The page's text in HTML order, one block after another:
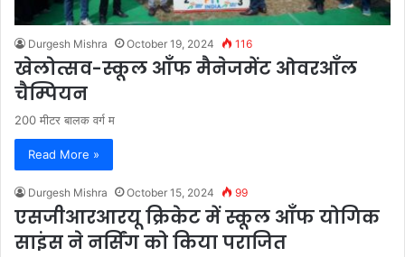
Durgesh Mishra October 19, 2024 116
खेलोत्सव-स्कूल आँफ मैनेजमेंट ओवरआँल
चैम्पियन
200 मीटर बालक वर्ग म
Read More »
Durgesh Mishra October 15, 2024 99
एसजीआरआरयू क्रिकेट में स्कूल आँफ योगिक
साइंस ने नर्सिंग को किया पराजित